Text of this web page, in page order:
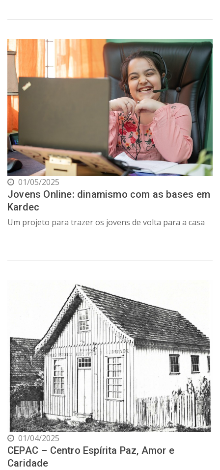
01/05/2025
Jovens Online: dinamismo com as bases em
Kardec
Um projeto para trazer os jovens de volta para a casa
01/04/2025
CEPAC – Centro Espírita Paz, Amor e
Caridade